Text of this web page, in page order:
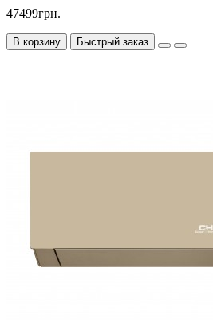
47499грн.
В корзину Быстрый заказ